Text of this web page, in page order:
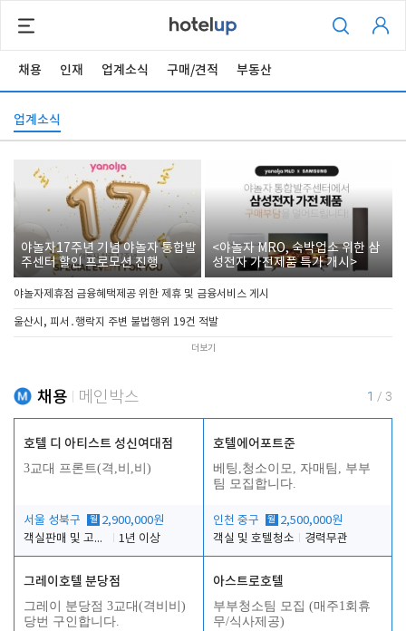
채용 인재 업계소식 구매/견적 부동산
업계소식
야놀자17주년 기념 야놀자 통합발
주센터 할인 프로모션 진행
<야놀자 MRO, 숙박업소 위한 삼
성전자 가전제품 특가 개시>
야놀자제휴점 금융혜택제공 위한 제휴 및 금융서비스 게시
울산시, 피서․행락지 주변 불법행위 19건 적발
더보기
채용 메인박스 1 / 3
호텔 디 아티스트 성신여대점
3교대 프론트(격,비,비)
서울 성북구 월 2,900,000원
객실판매 및 고객응대
1년 이상
호텔에어포트준
베팅,청소이모, 자매팀, 부부
팀 모집합니다.
인천 중구 월 2,500,000원
객실 및 호텔청소
경력무관
그레이호텔 분당점
그레이 분당점 3교대(격비비)
당번 구인합니다.
아스트로호텔
부부청소팀 모집 (매주1회휴
무/식사제공)